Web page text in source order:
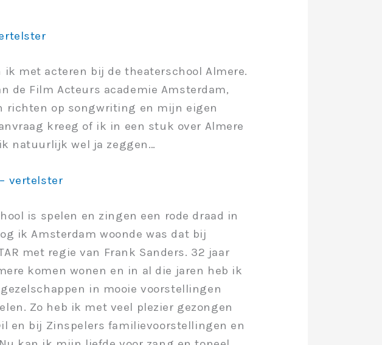
ik met acteren bij de theaterschool Almere.
de Film Acteurs academie Amsterdam,
richten op songwriting en mijn eigen
kreeg of ik in een stuk over Almere
natuurlijk wel ja zeggen…
– vertelster
is spelen en zingen een rode draad in
ik Amsterdam woonde was dat bij
met regie van Frank Sanders. 32 jaar
komen wonen en in al die jaren heb ik
in mooie voorstellingen
Zo heb ik met veel plezier gezongen
en bij Zinspelers familievoorstellingen en